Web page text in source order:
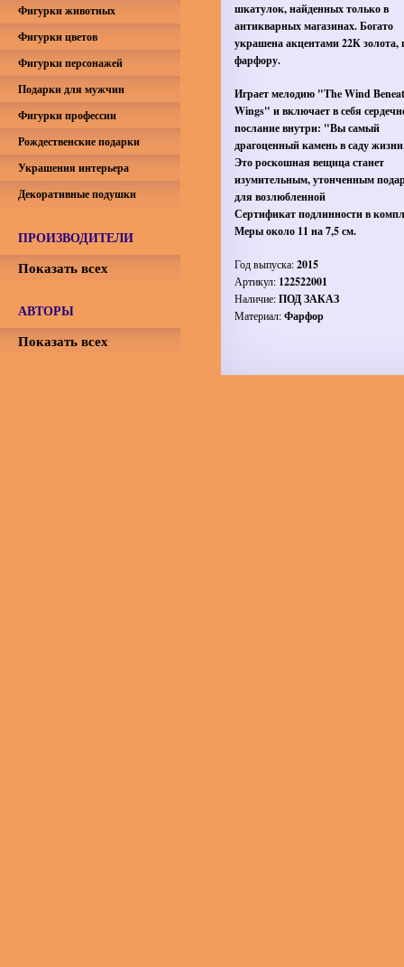
шкатулок, найденных только в
антикварных магазинах. Богато
украшена акцентами 22К золота,
фарфору.
Играет мелодию "The Wind
Wings" и включает в себя
послание внутри: "Вы самый
драгоценный камень в саду
Это роскошная вещица станет
изумительным, утонченным
для возлюбленной
Сертификат подлинности в
Меры около 11 на 7,5 см.
Год выпуска:2015
Артикул: 122522001
Наличие:ПОД ЗАКАЗ
Материал:Фарфор
Фигурки животных
Фигурки цветов
Фигурки персонажей
Подарки для мужчин
Фигурки профессии
Рождественские подарки
Украшения интерьера
Декоративные подушки
ПРОИЗВОДИТЕЛИ
Показать всех
АВТОРЫ
Показать всех